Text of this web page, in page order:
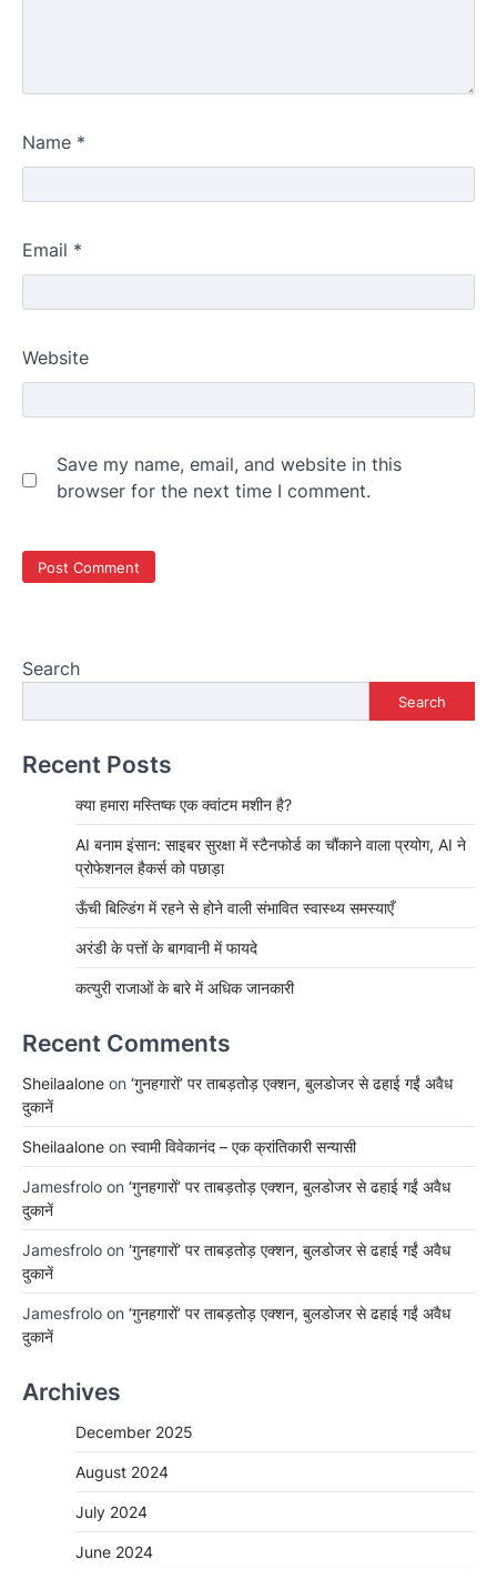
Name *
Email *
Website
Save my name, email, and website in this
browser for the next time I comment.
Search
Search
Recent Posts
क्या हमारा मस्तिष्क एक क्वांटम मशीन है?
AI बनाम इंसान: साइबर सुरक्षा में स्टैनफोर्ड का चौंकाने वाला प्रयोग, AI ने
प्रोफेशनल हैकर्स को पछाड़ा
ऊँची बिल्डिंग में रहने से होने वाली संभावित स्वास्थ्य समस्याएँ
अरंडी के पत्तों के बागवानी में फायदे
कत्युरी राजाओं के बारे में अधिक जानकारी
Recent Comments
Sheilaalone on ‘गुनहगारों’ पर ताबड़तोड़ एक्शन, बुलडोजर से ढहाई गईं अवैध
दुकानें
Sheilaalone on स्वामी विवेकानंद – एक क्रांतिकारी सन्यासी
Jamesfrolo on ‘गुनहगारों’ पर ताबड़तोड़ एक्शन, बुलडोजर से ढहाई गईं अवैध
दुकानें
Jamesfrolo on ‘गुनहगारों’ पर ताबड़तोड़ एक्शन, बुलडोजर से ढहाई गईं अवैध
दुकानें
Jamesfrolo on ‘गुनहगारों’ पर ताबड़तोड़ एक्शन, बुलडोजर से ढहाई गईं अवैध
दुकानें
Archives
December 2025
August 2024
July 2024
June 2024